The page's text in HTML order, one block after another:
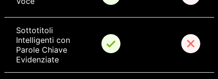
Sottotitoli
Intelligenti con
Parole Chiave
Evidenziate